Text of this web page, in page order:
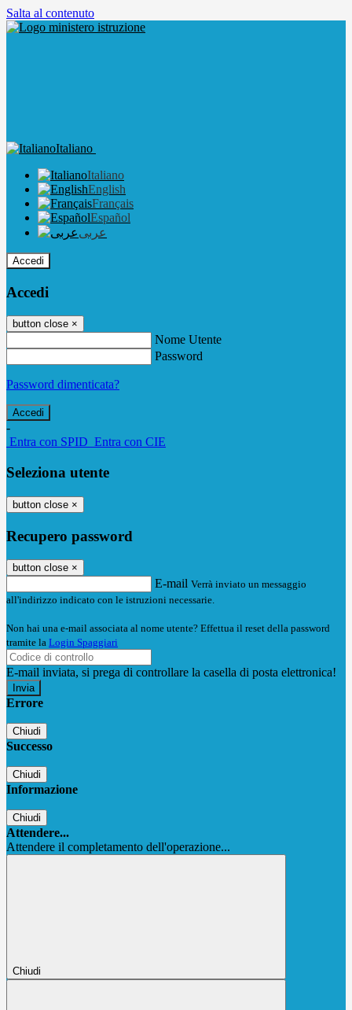
Salta al contenuto
Italiano
Italiano
English
Français
Español
عربى
Accedi
Accedi
button close ×
Nome Utente
Password
Password dimenticata?
-
Entra con SPID Entra con CIE
Seleziona utente
button close ×
Recupero password
button close ×
E-mail Verrà inviato un messaggio
all'indirizzo indicato con le istruzioni necessarie.
Non hai una e-mail associata al nome utente? Effettua il reset della password
tramite la Login Spaggiari
E-mail inviata, si prega di controllare la casella di posta elettronica!
Errore
Chiudi
Successo
Chiudi
Informazione
Chiudi
Attendere...
Attendere il completamento dell'operazione...
Chiudi